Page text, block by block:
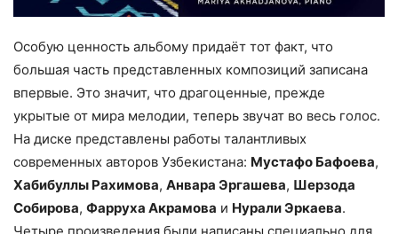
Особую ценность альбому придаёт тот факт, что
большая часть представленных композиций записана
впервые. Это значит, что драгоценные, прежде
укрытые от мира мелодии, теперь звучат во весь голос.
На диске представлены работы талантливых
современных авторов Узбекистана: Мустафо Бафоева,
Хабибуллы Рахимова, Анвара Эргашева, Шерзода
Собирова, Фарруха Акрамова и Нурали Эркаева.